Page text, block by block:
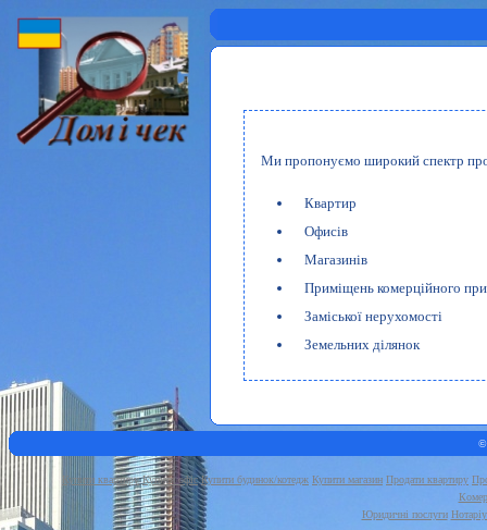
Ми пропонуємо широкий спектр
Квартир
Офисів
Магазинів
Приміщень комерційного
Заміської нерухомості
Земельних ділянок
Купити квартиру Купити офіс Купити будинок/котедж Купити магазин Продати квартиру
Юридичні послуги